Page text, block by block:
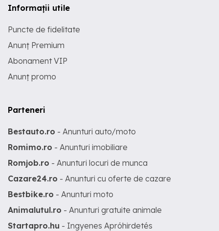
Informații utile
Puncte de fidelitate
Anunț Premium
Abonament VIP
Anunț promo
Parteneri
Bestauto.ro - Anunturi auto/moto
Romimo.ro - Anunturi imobiliare
Romjob.ro - Anunturi locuri de munca
Cazare24.ro - Anunturi cu oferte de cazare
Bestbike.ro - Anunturi moto
Animalutul.ro - Anunturi gratuite animale
Startapro.hu - Ingyenes Apróhirdetés